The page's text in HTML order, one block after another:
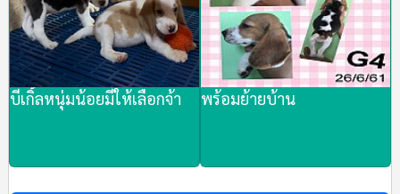
บีเกิ้ลหนุ่มน้อยมีให้เลือกจ้า พร้อมย้ายบ้าน